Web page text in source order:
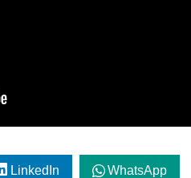
LinkedIn WhatsApp